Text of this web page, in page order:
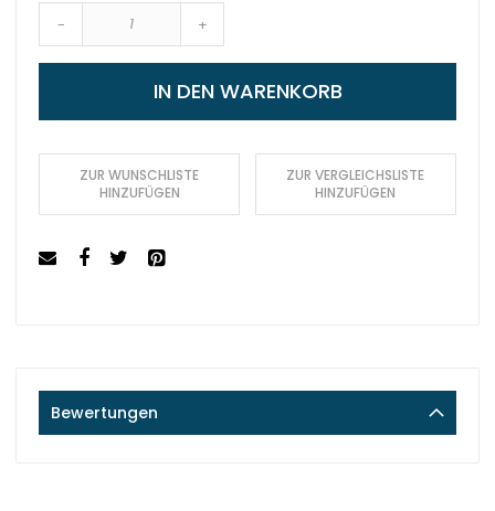
- +
IN DEN WARENKORB
ZUR WUNSCHLISTE
HINZUFÜGEN
ZUR VERGLEICHSLISTE
HINZUFÜGEN
Bewertungen